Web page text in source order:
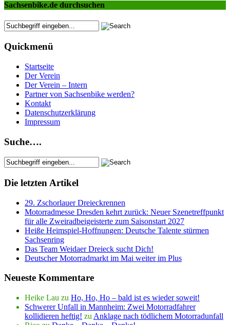
Sachsenbike.de durchsuchen
Quickmenü
Startseite
Der Verein
Der Verein – Intern
Partner von Sachsenbike werden?
Kontakt
Datenschutzerklärung
Impressum
Suche….
Die letzten Artikel
29. Zschorlauer Dreieckrennen
Motorradmesse Dresden kehrt zurück: Neuer Szenetreffpunkt
für alle Zweiradbeigeisterte zum Saisonstart 2027
Heiße Heimspiel-Hoffnungen: Deutsche Talente stürmen
Sachsenring
Das Team Weidaer Dreieck sucht Dich!
Deutscher Motorradmarkt im Mai weiter im Plus
Neueste Kommentare
Heike Lau zu Ho, Ho, Ho – bald ist es wieder soweit!
Schwerer Unfall in Mannheim: Zwei Motorradfahrer
kollidieren heftig! zu Anklage nach tödlichem Motorradunfall